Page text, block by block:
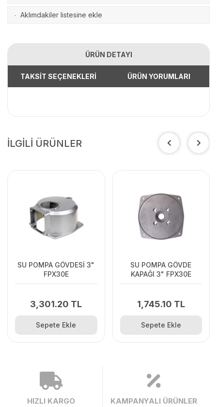
· Aklımdakiler listesine ekle
ÜRÜN DETAYI
TAKSİT SEÇENEKLERİ ÜRÜN YORUMLARI
İLGİLİ ÜRÜNLER
SU POMPA GÖVDESİ 3"
FPX30E
3,301.20 TL
Sepete Ekle
SU POMPA GÖVDE
KAPAĞI 3" FPX30E
1,745.10 TL
Sepete Ekle
HIZLI KARGO KAMPANYALI ÜRÜNLER